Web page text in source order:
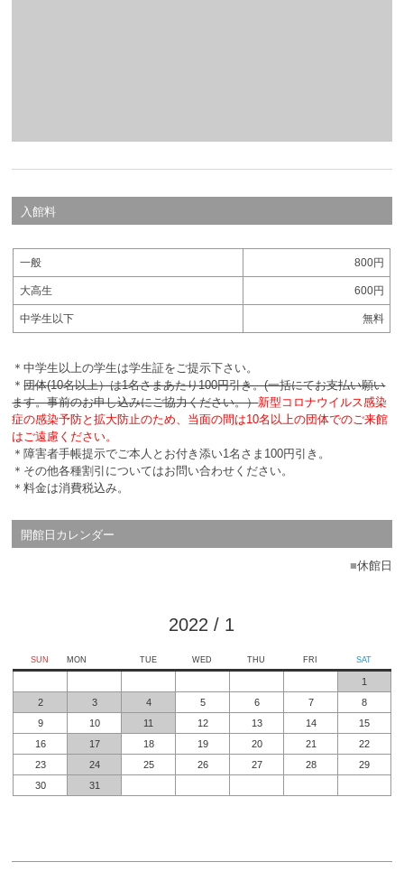
入館料
一般 800円
大高生 600円
中学生以下 無料
＊中学生以上の学生は学生証をご提示下さい。
＊団体(10名以上）は1名さまあたり100円引き。(一括にてお支払い願い
ます。事前のお申し込みにご協力ください。）新型コロナウイルス感染
症の感染予防と拡大防止のため、当面の間は10名以上の団体でのご来館
はご遠慮ください。
＊障害者手帳提示でご本人とお付き添い1名さま100円引き。
＊その他各種割引についてはお問い合わせください。
＊料金は消費税込み。
開館日カレンダー
■休館日
2022 / 1
SUN MON TUE WED THU FRI SAT
1
2
3 4 5 6 7
8
9
10 11 12 13 14
15
16
17 18 19 20 21
22
23
24 25 26 27 28
29
30
31